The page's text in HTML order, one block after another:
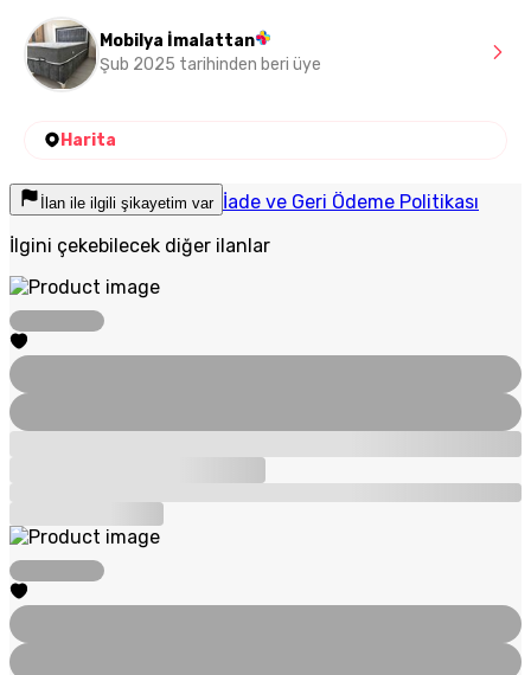
Mobilya İmalattan
Şub 2025 tarihinden beri üye
Harita
İlan ile ilgili şikayetim var İade ve Geri Ödeme Politikası
İlgini çekebilecek diğer ilanlar